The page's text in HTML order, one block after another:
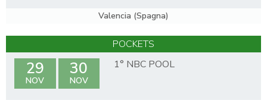
Valencia (Spagna)
POCKETS
29
NOV
30
NOV
1° NBC POOL